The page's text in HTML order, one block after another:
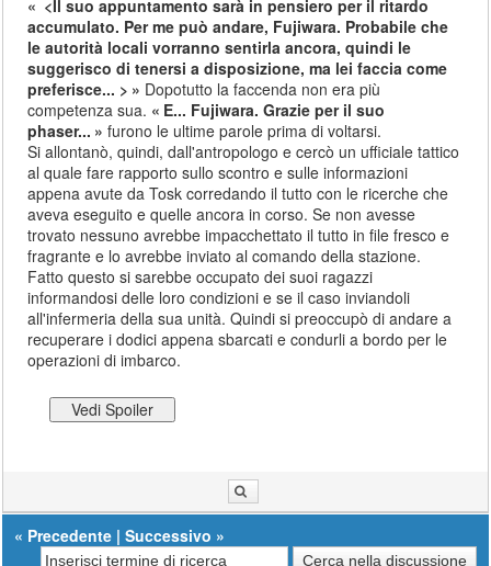
<Il suo appuntamento sarà in pensiero per il ritardo
accumulato. Per me può andare, Fujiwara. Probabile che
le autorità locali vorranno sentirla ancora, quindi le
suggerisco di tenersi a disposizione, ma lei faccia come
preferisce... >
Dopotutto la faccenda non era più
competenza sua.
E... Fujiwara. Grazie per il suo
phaser...
furono le ultime parole prima di voltarsi.
Si allontanò, quindi, dall'antropologo e cercò un ufficiale tattico
al quale fare rapporto sullo scontro e sulle informazioni
appena avute da Tosk corredando il tutto con le ricerche che
aveva eseguito e quelle ancora in corso. Se non avesse
trovato nessuno avrebbe impacchettato il tutto in file fresco e
fragrante e lo avrebbe inviato al comando della stazione.
Fatto questo si sarebbe occupato dei suoi ragazzi
informandosi delle loro condizioni e se il caso inviandoli
all'infermeria della sua unità. Quindi si preoccupò di andare a
recuperare i dodici appena sbarcati e condurli a bordo per le
operazioni di imbarco.
« Precedente |Successivo »